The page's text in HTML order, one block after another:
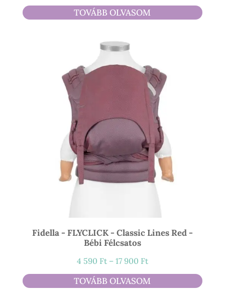
4
490 Ft
TOVÁBB OLVASOM
Fidella - FLYCLICK - Classic Lines Red -
Bébi Félcsatos
4 590 Ft – 17 900 FtÁrtartomány:
4
590 Ft
TOVÁBB OLVASOM